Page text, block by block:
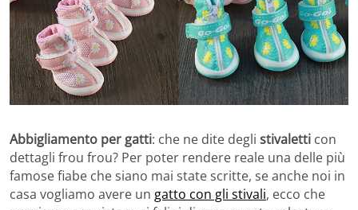
Abbigliamento per gatti: che ne dite degli stivaletti con
dettagli frou frou? Per poter rendere reale una delle più
famose fiabe che siano mai state scritte, se anche noi in
casa vogliamo avere un gatto con gli stivali, ecco che